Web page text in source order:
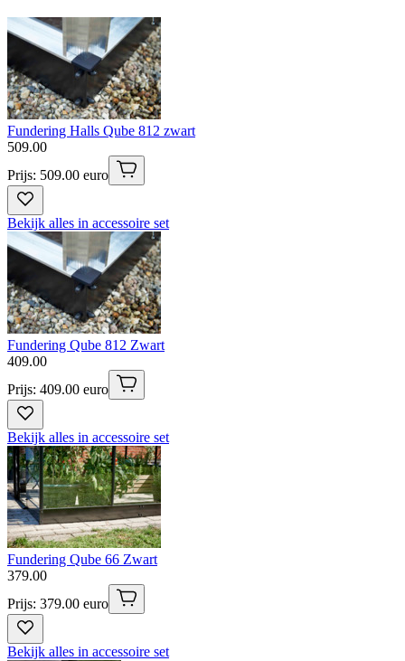
Fundering Halls Qube 812 zwart
509.00
Prijs: 509.00 euro
Bekijk alles in accessoire set
Fundering Qube 812 Zwart
409.00
Prijs: 409.00 euro
Bekijk alles in accessoire set
Fundering Qube 66 Zwart
379.00
Prijs: 379.00 euro
Bekijk alles in accessoire set